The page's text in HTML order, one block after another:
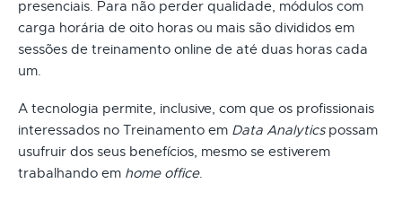
presenciais. Para não perder qualidade, módulos com
carga horária de oito horas ou mais são divididos em
sessões de treinamento online de até duas horas cada
um.
A tecnologia permite, inclusive, com que os profissionais
interessados no Treinamento em Data Analyticspossam
usufruir dos seus benefícios, mesmo se estiverem
trabalhando em home office.